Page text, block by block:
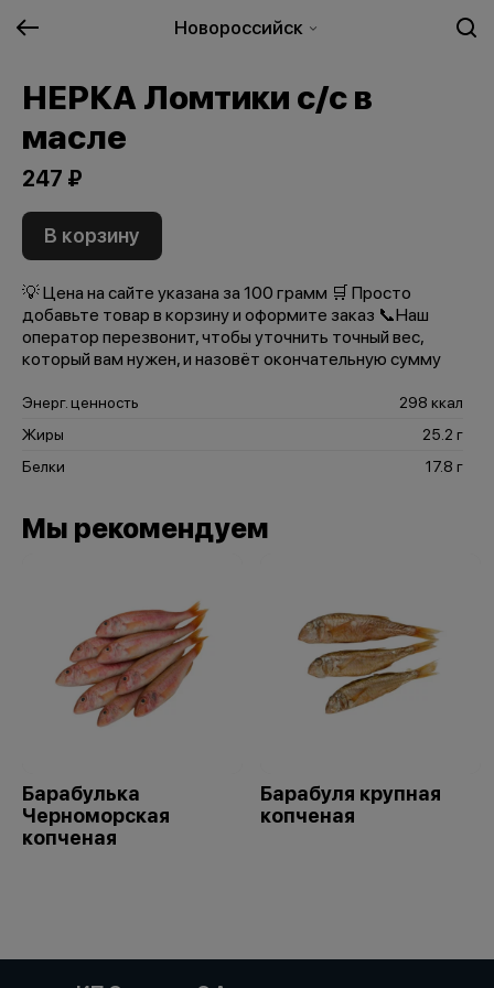
Новороссийск
НЕРКА Ломтики с/с в
масле
247 ₽
В корзину
💡 Цена на сайте указана за 100 грамм 🛒 Просто
добавьте товар в корзину и оформите заказ 📞Наш
оператор перезвонит, чтобы уточнить точный вес,
который вам нужен, и назовёт окончательную сумму
Энерг. ценность
298 ккал
Жиры
25.2 г
Белки
17.8 г
Мы рекомендуем
Барабулька
Черноморская
копченая
Барабуля крупная
копченая